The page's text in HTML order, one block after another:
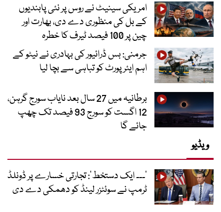
امریکی سینیٹ نے روس پر نئی پابندیوں
کے بل کی منظوری دے دی، بھارت اور
چین پر 100 فیصد ٹیرف کا خطرہ
جرمنی: بس ڈرائیور کی بہادری نے نیٹو کے
اہم ایئرپورٹ کو تباہی سے بچا لیا
برطانیہ میں 27 سال بعد نایاب سورج گرہن،
12 اگست کو سورج 93 فیصد تک چھپ
جائے گا
ویڈیو
’۔۔۔ ایک دستخط‘: تجارتی خسارے پر ڈونلڈ
ٹرمپ نے سوئٹزر لینڈ کو دھمکی دے دی